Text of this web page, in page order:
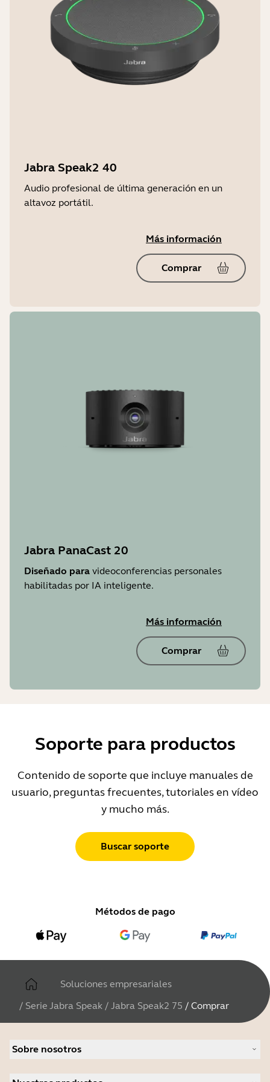
Jabra Speak2 40
Audio profesional de última generación en un
altavoz portátil.
Más información
Comprar
Jabra PanaCast 20
Diseñado para videoconferencias personales
habilitadas por IA inteligente.
Más información
Comprar
Soporte para productos
Contenido de soporte que incluye manuales de
usuario, preguntas frecuentes, tutoriales en vídeo
y mucho más.
Buscar soporte
Métodos de pago
Soluciones empresariales
/ Serie Jabra Speak / Jabra Speak2 75 / Comprar
Sobre nosotros